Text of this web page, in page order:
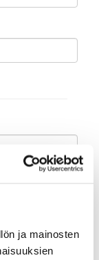
ja mainosten